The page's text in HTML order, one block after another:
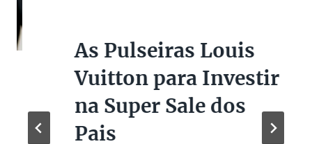
As Pulseiras Louis
Vuitton para Investir
na Super Sale dos
Pais